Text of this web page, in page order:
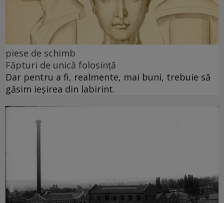
piese de schimb
Făpturi de unică folosință
Dar pentru a fi, realmente, mai buni, trebuie să
găsim ieșirea din labirint.